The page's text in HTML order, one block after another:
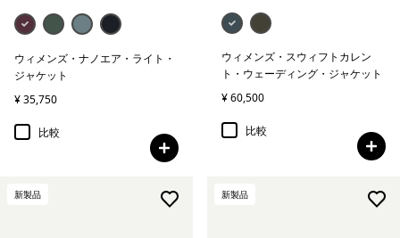
ウィメンズ・ナノエア・ライト・
ジャケット
¥ 35,750
比較
ウィメンズ・スウィフトカレン
ト・ウェーディング・ジャケット
¥ 60,500
比較
新製品 新製品